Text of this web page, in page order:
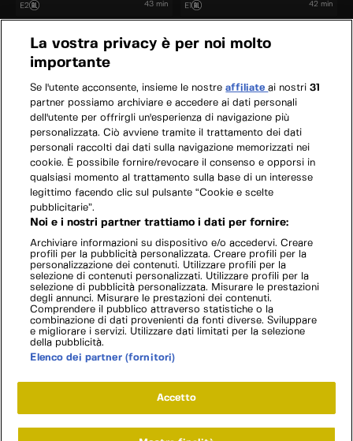
E2 43 min E1 42 min
La vostra privacy è per noi molto
importante
Se l'utente acconsente, insieme le nostreaffiliateai nostri31
partner possiamo archiviare e accedere ai dati personali
dell'utente per offrirgli un'esperienza di navigazione più
personalizzata. Ciò avviene tramite il trattamento dei dati
personali raccolti dai dati sulla navigazione memorizzati nei
cookie. È possibile fornire/revocare il consenso e opporsi in
qualsiasi momento al trattamento sulla base di un interesse
legittimo facendo clic sul pulsante “Cookie e scelte
pubblicitarie”.
Noi e i nostri partner trattiamo i dati per fornire:
Archiviare informazioni su dispositivo e/o accedervi. Creare
profili per la pubblicità personalizzata. Creare profili per la
personalizzazione dei contenuti. Utilizzare profili per la
selezione di contenuti personalizzati. Utilizzare profili per la
selezione di pubblicità personalizzata. Misurare le prestazioni
degli annunci. Misurare le prestazioni dei contenuti.
Comprendere il pubblico attraverso statistiche o la
combinazione di dati provenienti da fonti diverse. Sviluppare
e migliorare i servizi. Utilizzare dati limitati per la selezione
della pubblicità.
Elenco dei partner (fornitori)
Accetto